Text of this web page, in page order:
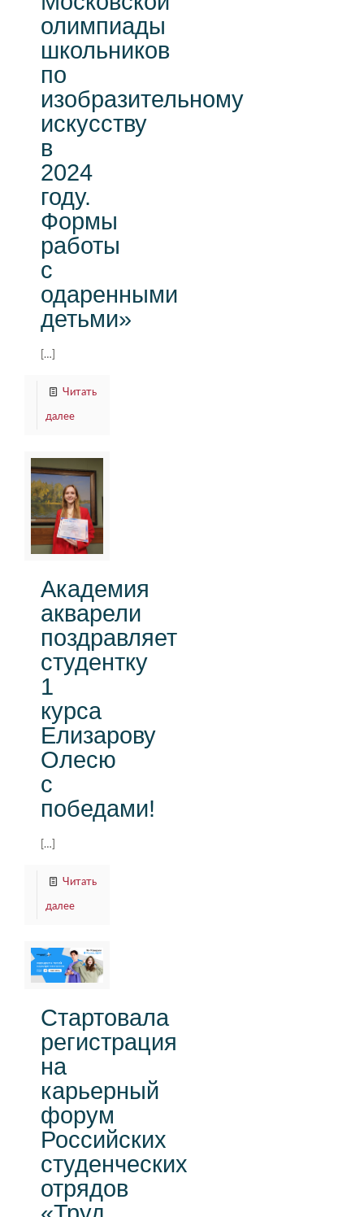
олимпиады
школьников
по
изобразительному
искусству
в
2024
году.
Формы
работы
с
одаренными
детьми»
[…]
Читать
далее
Академия
акварели
поздравляет
студентку
1
курса
Елизарову
Олесю
с
победами!
[…]
Читать
далее
Стартовала
регистрация
на
карьерный
форум
Российских
студенческих
отрядов